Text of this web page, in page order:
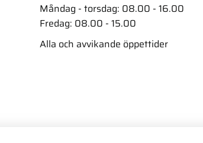
Måndag - torsdag: 08.00 - 16.00
Fredag: 08.00 - 15.00
Alla och avvikande öppettider